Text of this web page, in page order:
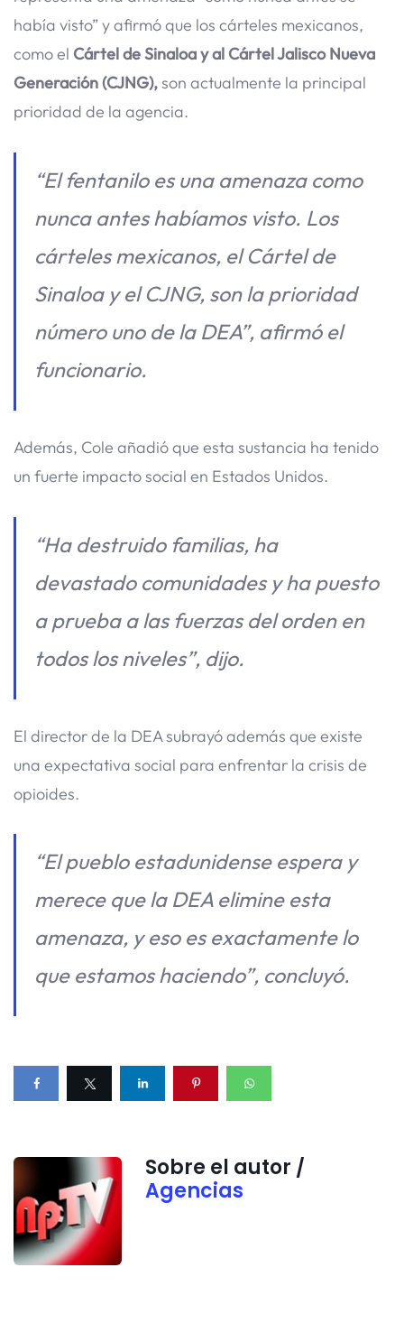
había visto” y afirmó que los cárteles mexicanos,
como el Cártel de Sinaloa y al Cártel Jalisco Nueva
Generación (CJNG),son actualmente la principal
prioridad de la agencia.
“El fentanilo es una amenaza como
nunca antes habíamos visto. Los
cárteles mexicanos, el Cártel de
Sinaloa y el CJNG, son la prioridad
número uno de la DEA”, afirmó el
funcionario.
Además, Cole añadió que esta sustancia ha tenido
un fuerte impacto social en Estados Unidos.
“Ha destruido familias, ha
devastado comunidades y ha puesto
a prueba a las fuerzas del orden en
todos los niveles”, dijo.
El director de la DEA subrayó además que existe
una expectativa social para enfrentar la crisis de
opioides.
“El pueblo estadunidense espera y
merece que la DEA elimine esta
amenaza, y eso es exactamente lo
que estamos haciendo”, concluyó.
Sobre el autor /
Agencias